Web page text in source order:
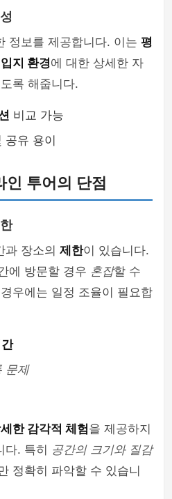
정보를 제공합니다. 이는 평
지 환경에 대한 상세한 자
록 해줍니다.
비교 가능
공유 용이
인 투어의 단점
과 장소의 제한이 있습니다.
에 방문할 경우 혼잡할 수
우에는 일정 조율이 필요합
문제
한 감각적 체험을 제공하지
다. 특히 공간의 크기와 질감
정확히 파악할 수 있습니